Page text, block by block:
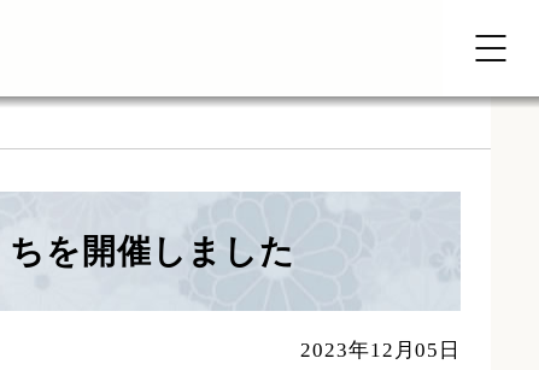
を開催しました
2023年12月05日